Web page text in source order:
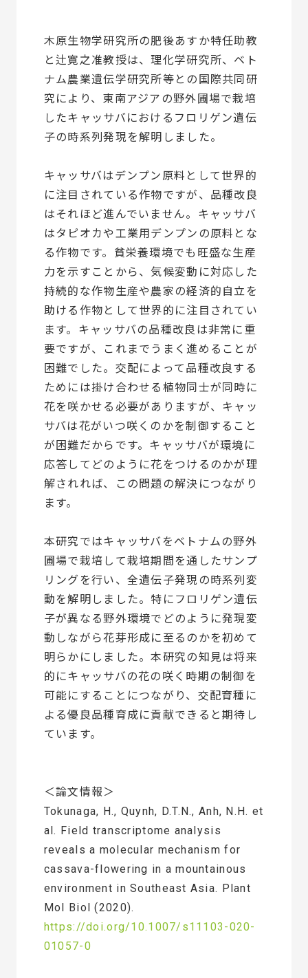
木原生物学研究所の肥後あすか特任助教
と辻寛之准教授は、理化学研究所、ベト
ナム農業遺伝学研究所等との国際共同研
究により、東南アジアの野外圃場で栽培
したキャッサバにおけるフロリゲン遺伝
子の時系列発現を解明しました。
キャッサバはデンプン原料として世界的
に注目されている作物ですが、品種改良
はそれほど進んでいません。キャッサバ
はタピオカや工業用デンプンの原料とな
る作物です。貧栄養環境でも旺盛な生産
力を示すことから、気候変動に対応した
持続的な作物生産や農家の経済的自立を
助ける作物として世界的に注目されてい
ます。キャッサバの品種改良は非常に重
要ですが、これまでうまく進めることが
困難でした。交配によって品種改良する
ためには掛け合わせる植物同士が同時に
花を咲かせる必要がありますが、キャッ
サバは花がいつ咲くのかを制御すること
が困難だからです。キャッサバが環境に
応答してどのように花をつけるのかが理
解されれば、この問題の解決につながり
ます。
本研究ではキャッサバをベトナムの野外
圃場で栽培して栽培期間を通したサンプ
リングを行い、全遺伝子発現の時系列変
動を解明しました。特にフロリゲン遺伝
子が異なる野外環境でどのように発現変
動しながら花芽形成に至るのかを初めて
明らかにしました。本研究の知見は将来
的にキャッサバの花の咲く時期の制御を
可能にすることにつながり、交配育種に
よる優良品種育成に貢献できると期待し
ています。
＜論文情報＞
Tokunaga, H., Quynh, D.T.N., Anh, N.H. et
al. Field transcriptome analysis
reveals a molecular mechanism for
cassava-flowering in a mountainous
environment in Southeast Asia. Plant
Mol Biol (2020).
https://doi.org/10.1007/s11103-020-
01057-0